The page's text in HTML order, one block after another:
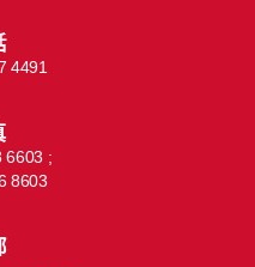
4491
6603 ;
8603